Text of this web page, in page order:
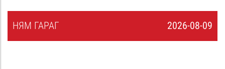
2026-08-09
НЯМ ГАРАГ